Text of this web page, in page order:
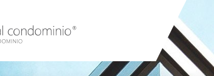
Servizi Partner